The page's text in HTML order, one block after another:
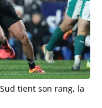
tient son rang, la